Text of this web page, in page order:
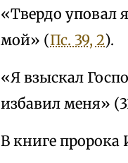
«Твердо уповал
мой» (Пс. 39, 2).
«Я взыскал
избавил меня»
В книге